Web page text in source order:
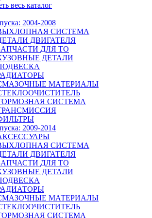
весь каталог
2004-2008
СИСТЕМА
ДВИГАТЕЛЯ
ДЛЯ ТО
ДЕТАЛИ
МАТЕРИАЛЫ
СИСТЕМА
2009-2014
СИСТЕМА
ДВИГАТЕЛЯ
ДЛЯ ТО
ДЕТАЛИ
МАТЕРИАЛЫ
СИСТЕМА